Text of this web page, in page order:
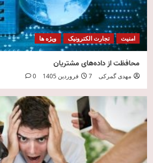
امنیت تجارت الکترونیک ویژه ها
محافظت از داده‌های مشتریان
مهدی گمرکی 7 فروردین 1405 0